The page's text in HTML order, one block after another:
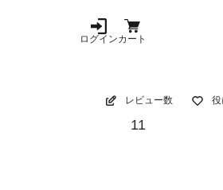
ログインカート
レビュー数
11